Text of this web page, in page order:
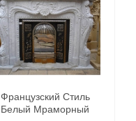
Французский Стиль
Белый Мраморный